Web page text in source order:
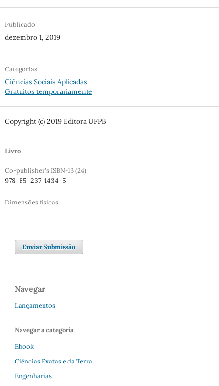
Publicado
dezembro 1, 2019
Categorias
Ciências Sociais Aplicadas
Gratuitos temporariamente
Copyright (c) 2019 Editora UFPB
Livro
Co-publisher's ISBN-13 (24)
978-85-237-1434-5
Dimensões físicas
Enviar Submissão
Navegar
Lançamentos
Navegar a categoria
Ebook
Ciências Exatas e da Terra
Engenharias